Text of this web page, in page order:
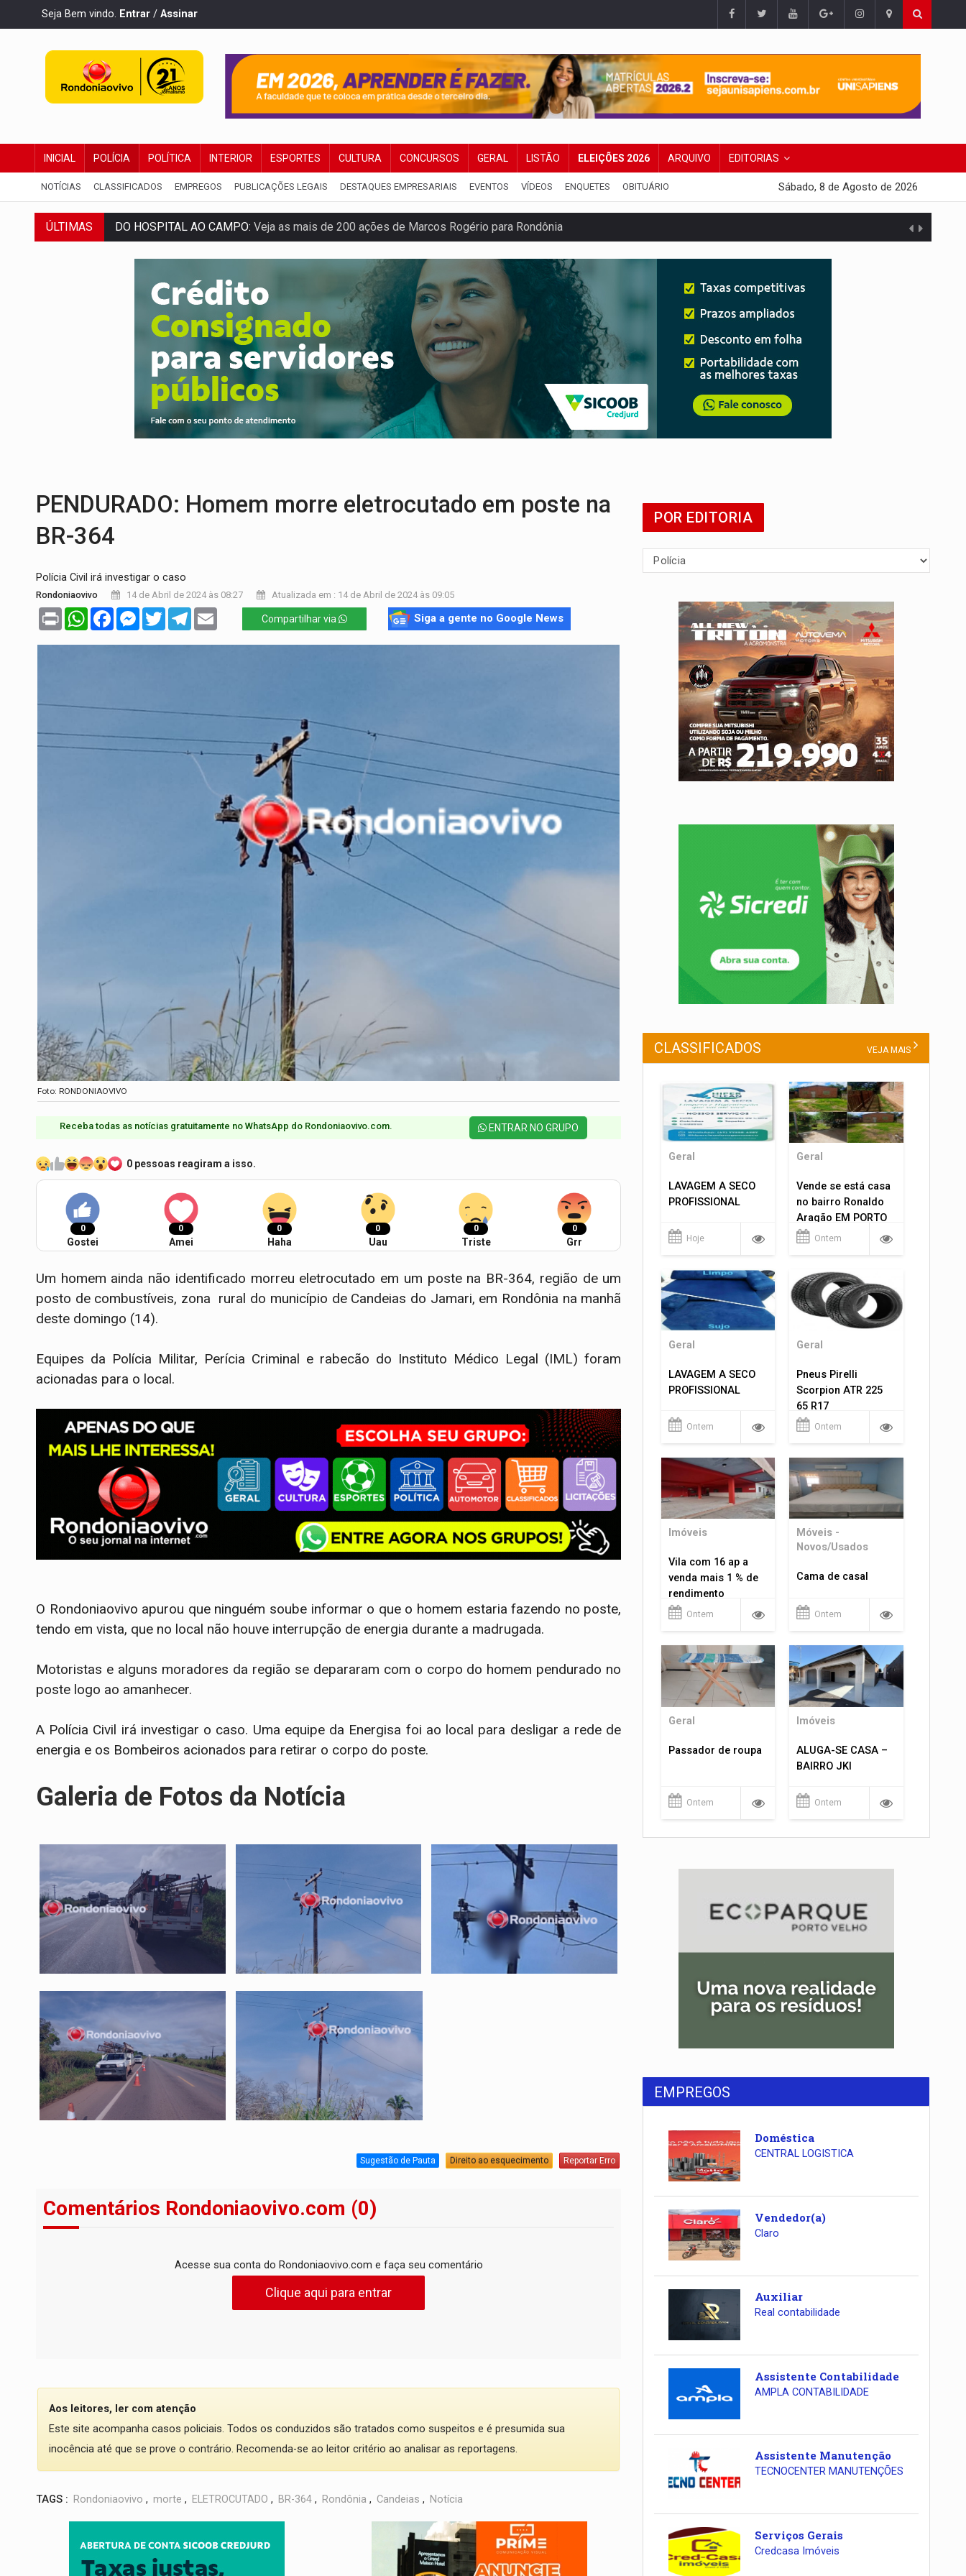
Seja Bem vindo. Entrar / Assinar
INICIAL POLÍCIA POLÍTICA INTERIOR ESPORTES CULTURA CONCURSOS GERAL LISTÃO ELEIÇÕES 2026 ARQUIVO EDITORIAS
NOTÍCIAS CLASSIFICADOS EMPREGOS PUBLICAÇÕES LEGAIS DESTAQUES EMPRESARIAIS EVENTOS VÍDEOS ENQUETES OBITUÁRIO Sábado, 8 de Agosto de 2026
ÚLTIMAS DO HOSPITAL AO CAMPO: Veja as mais de 200 ações de Marcos Rogério para Rondônia
EXPANSÃO:Grupo Nova Era amplia presença em PVH e transforma Aramix em Super Nova Era
ROTA GLOBAL: PCC amplia presença internacional e transforma Brasil em corredor da cocaína
CONEXÃO RONDONIAOVIVO: Museólogo Antônio Ocampo conduz a história de uma ferrovia desgovernada
EXTENSÃO DE DANOS:Ferroviários pedem ao Iphan recuperação de área atingida por erosão na EFMM
VARIANDO O CARDÁPIO: Veja essa receita de carne assada para o almoço e o jantar
PREJUÍZO AOS ESTUDANTES:Greve dos professores em PVH é considerada ilegal pela Justiça
POSSESSÃO DE DEBORAH LOGAN:Terror mistura mistério e filmagens quase reais – Por Marcos Souza
PENDURADO: Homem morre eletrocutado em poste na
BR-364
Polícia Civil irá investigar o caso
Rondoniaovivo 14 de Abril de 2024 às 08:27 Atualizada em : 14 de Abril de 2024 às 09:05
Print WhatsAppFacebookMessenger
TwitterTelegram Compartilhar via Siga a gente no Google News
Foto: RONDONIAOVIVO
Receba todas as notícias gratuitamente no WhatsApp do Rondoniaovivo.com.​ ENTRAR NO GRUPO
0 pessoas reagiram a isso.
0
Gostei
0
Amei
0
Haha
0
Uau
0
Triste
0
Grr
Um homem ainda não identificado morreu eletrocutado em um poste na BR-364, região de um
posto de combustíveis, zona rural do município de Candeias do Jamari, em Rondônia na manhã
deste domingo (14).
Equipes da Polícia Militar, Perícia Criminal e rabecão do Instituto Médico Legal (IML) foram
acionadas para o local.
O Rondoniaovivo apurou que ninguém soube informar o que o homem estaria fazendo no poste,
tendo em vista, que no local não houve interrupção de energia durante a madrugada.
Motoristas e alguns moradores da região se depararam com o corpo do homem pendurado no
poste logo ao amanhecer.
A Polícia Civil irá investigar o caso. Uma equipe da Energisa foi ao local para desligar a rede de
energia e os Bombeiros acionados para retirar o corpo do poste.
Galeria de Fotos da Notícia
Sugestão de Pauta Direito ao esquecimento Reportar Erro
Comentários Rondoniaovivo.com (0)
Acesse sua conta do Rondoniaovivo.com e faça seu comentário
Clique aqui para entrar
Aos leitores, ler com atenção
Este site acompanha casos policiais. Todos os conduzidos são tratados como suspeitos e é presumida sua
inocência até que se prove o contrário. Recomenda-se ao leitor critério ao analisar as reportagens.
TAGS : Rondoniaovivo , morte , ELETROCUTADO , BR-364 , Rondônia , Candeias , Notícia
POR EDITORIA
CLASSIFICADOS VEJA MAIS
Geral
LAVAGEM A SECO
PROFISSIONAL
Hoje
Geral
Vende se está casa
no bairro Ronaldo
Aragão EM PORTO
VELHO RO.
Ontem
Geral
LAVAGEM A SECO
PROFISSIONAL
Ontem
Geral
Pneus Pirelli
Scorpion ATR 225
65 R17
Ontem
Imóveis
Vila com 16 ap a
venda mais 1 % de
rendimento
Ontem
Móveis -
Novos/Usados
Cama de casal
Ontem
Geral
Passador de roupa
Ontem
Imóveis
ALUGA-SE CASA –
BAIRRO JKI
Ontem
EMPREGOS
Doméstica
CENTRAL LOGISTICA
Vendedor(a)
Claro
Auxiliar
Real contabilidade
Assistente Contabilidade
AMPLA CONTABILIDADE
Assistente Manutenção
TECNOCENTER MANUTENÇÕES
Serviços Gerais
Credcasa Imóveis